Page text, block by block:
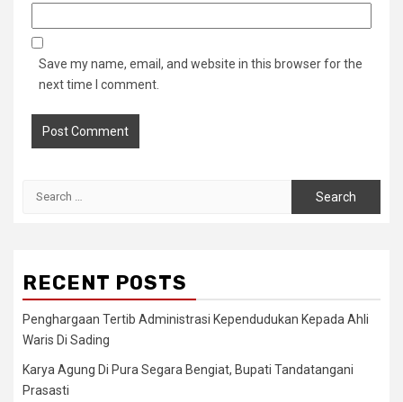
Save my name, email, and website in this browser for the
next time I comment.
RECENT POSTS
Penghargaan Tertib Administrasi Kependudukan Kepada Ahli
Waris Di Sading
Karya Agung Di Pura Segara Bengiat, Bupati Tandatangani
Prasasti